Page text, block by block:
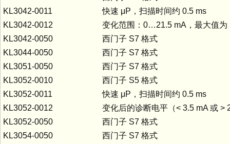
KL3042-0011
快速 μP，扫描时间约 0.5 ms
KL3042-0012
变化范围：0…21.5 mA，最大值为
KL3042-0050
西门子 S7 格式
KL3044-0050
西门子 S7 格式
KL3051-0050
西门子 S7 格式
KL3052-0010
西门子 S5 格式
KL3052-0011
快速 μP，扫描时间约 0.5 ms
KL3052-0012
变化后的诊断电平（< 3.5 mA 或 >
KL3052-0050
西门子 S7 格式
KL3054-0050
西门子 S7 格式